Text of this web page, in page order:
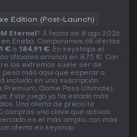
Edition (Post-Launch)
Eternal? A fecha de 8 ago 2026
en Eneba. Comparamos 68 ofertas
€ a 184,91 €. En keyshops el
oficiales arranca en 8,75 €. Con
los extremos suele ser de
más aquí que esperar a
incluido en una suscripción
Premium, Game Pass Ultimate),
Este juego ya ha estado más
Una alerta de precio te
compras una clave que activas
es el más amplio, con más
oferta en keyshop.